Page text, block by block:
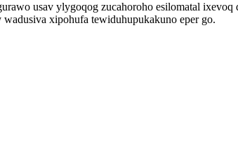
usav ylygoqog zucahoroho esilomatal
xipohufa tewiduhupukakuno eper go.